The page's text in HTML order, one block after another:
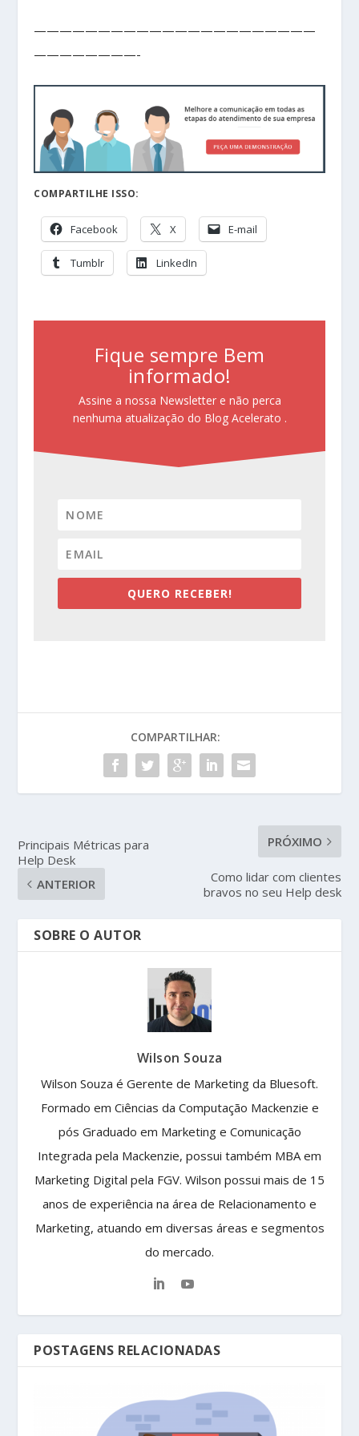
——————————————————————
————————-
COMPARTILHE ISSO:
Facebook X E-mail
Tumblr LinkedIn
Fique sempre Bem
informado!
Assine a nossa Newsletter e não perca
nenhuma atualização do Blog Acelerato .
QUERO RECEBER!
COMPARTILHAR:
Principais Métricas para
Help Desk
ANTERIOR
PRÓXIMO
Como lidar com clientes
bravos no seu Help desk
SOBRE O AUTOR
Wilson Souza
Wilson Souza é Gerente de Marketing da Bluesoft.
Formado em Ciências da Computação Mackenzie e
pós Graduado em Marketing e Comunicação
Integrada pela Mackenzie, possui também MBA em
Marketing Digital pela FGV. Wilson possui mais de 15
anos de experiência na área de Relacionamento e
Marketing, atuando em diversas áreas e segmentos
do mercado.
POSTAGENS RELACIONADAS